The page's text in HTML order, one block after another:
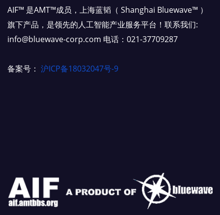
AIF™ 是AMT™成员，上海蓝韬（ Shanghai Bluewave™ ）
旗下产品，是领先的人工智能产业服务平台！联系我们:
info@bluewave-corp.com 电话：021-37709287
备案号： 沪ICP备18032047号-9